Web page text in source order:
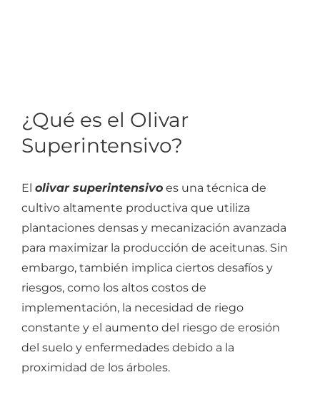
¿Qué es el Olivar
Superintensivo?
El olivar superintensivoes una técnica de
cultivo altamente productiva que utiliza
plantaciones densas y mecanización avanzada
para maximizar la producción de aceitunas. Sin
embargo, también implica ciertos desafíos y
riesgos, como los altos costos de
implementación, la necesidad de riego
constante y el aumento del riesgo de erosión
del suelo y enfermedades debido a la
proximidad de los árboles.